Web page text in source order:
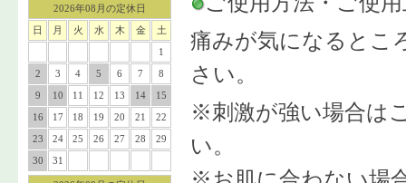
2026年08月の定休日
日
月 火 水 木 金
土
1
2
3 4 5 6 7
8
9
10 11 12 13 14
15
16
17 18 19 20 21
22
23
24 25 26 27 28
29
30
31
痛みが気になるとこ
さい。
※刺激が強い場合は
い。